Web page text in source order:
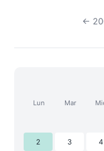
←
Lun Mar
2 3 4